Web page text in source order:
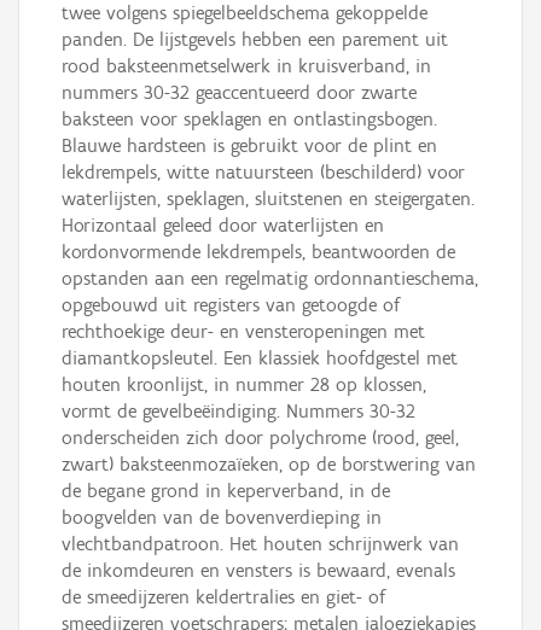
twee volgens spiegelbeeldschema gekoppelde
panden. De lijstgevels hebben een parement uit
rood baksteenmetselwerk in kruisverband, in
nummers 30-32 geaccentueerd door zwarte
baksteen voor speklagen en ontlastingsbogen.
Blauwe hardsteen is gebruikt voor de plint en
lekdrempels, witte natuursteen (beschilderd) voor
waterlijsten, speklagen, sluitstenen en steigergaten.
Horizontaal geleed door waterlijsten en
kordonvormende lekdrempels, beantwoorden de
opstanden aan een regelmatig ordonnantieschema,
opgebouwd uit registers van getoogde of
rechthoekige deur- en vensteropeningen met
diamantkopsleutel. Een klassiek hoofdgestel met
houten kroonlijst, in nummer 28 op klossen,
vormt de gevelbeëindiging. Nummers 30-32
onderscheiden zich door polychrome (rood, geel,
zwart) baksteenmozaïeken, op de borstwering van
de begane grond in keperverband, in de
boogvelden van de bovenverdieping in
vlechtbandpatroon. Het houten schrijnwerk van
de inkomdeuren en vensters is bewaard, evenals
de smeedijzeren keldertralies en giet- of
smeedijzeren voetschrapers; metalen jaloeziekapjes